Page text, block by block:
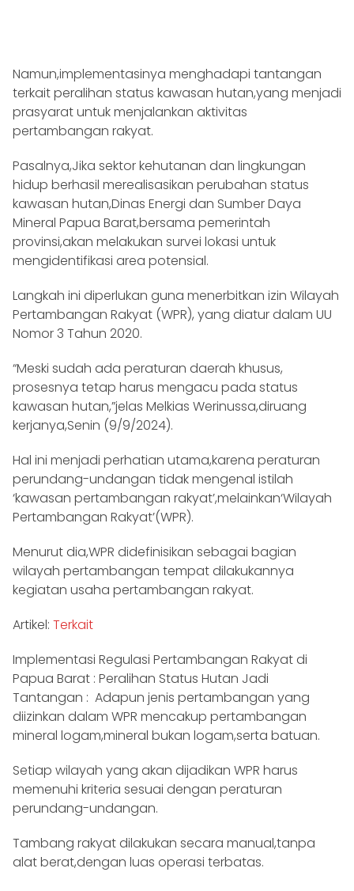
Namun,implementasinya menghadapi tantangan
terkait peralihan status kawasan hutan,yang menjadi
prasyarat untuk menjalankan aktivitas
pertambangan rakyat.
Pasalnya,Jika sektor kehutanan dan lingkungan
hidup berhasil merealisasikan perubahan status
kawasan hutan,Dinas Energi dan Sumber Daya
Mineral Papua Barat,bersama pemerintah
provinsi,akan melakukan survei lokasi untuk
mengidentifikasi area potensial.
Langkah ini diperlukan guna menerbitkan izin Wilayah
Pertambangan Rakyat (WPR), yang diatur dalam UU
Nomor 3 Tahun 2020.
“Meski sudah ada peraturan daerah khusus,
prosesnya tetap harus mengacu pada status
kawasan hutan,”jelas Melkias Werinussa,diruang
kerjanya,Senin (9/9/2024).
Hal ini menjadi perhatian utama,karena peraturan
perundang-undangan tidak mengenal istilah
‘kawasan pertambangan rakyat’,melainkan‘Wilayah
Pertambangan Rakyat’(WPR).
Menurut dia,WPR didefinisikan sebagai bagian
wilayah pertambangan tempat dilakukannya
kegiatan usaha pertambangan rakyat.
Artikel: Terkait
Implementasi Regulasi Pertambangan Rakyat di
Papua Barat : Peralihan Status Hutan Jadi
Tantangan : Adapun jenis pertambangan yang
diizinkan dalam WPR mencakup pertambangan
mineral logam,mineral bukan logam,serta batuan.
Setiap wilayah yang akan dijadikan WPR harus
memenuhi kriteria sesuai dengan peraturan
perundang-undangan.
Tambang rakyat dilakukan secara manual,tanpa
alat berat,dengan luas operasi terbatas.